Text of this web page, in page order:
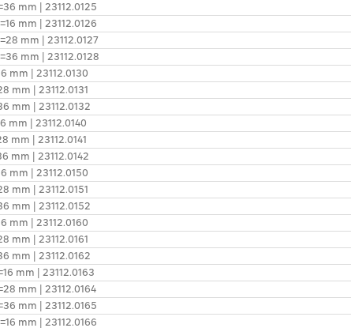
mm | 23112.0125
mm | 23112.0126
mm | 23112.0127
mm | 23112.0128
mm | 23112.0130
mm | 23112.0131
mm | 23112.0132
mm | 23112.0140
mm | 23112.0141
mm | 23112.0142
mm | 23112.0150
mm | 23112.0151
mm | 23112.0152
mm | 23112.0160
mm | 23112.0161
mm | 23112.0162
mm | 23112.0163
mm | 23112.0164
mm | 23112.0165
mm | 23112.0166